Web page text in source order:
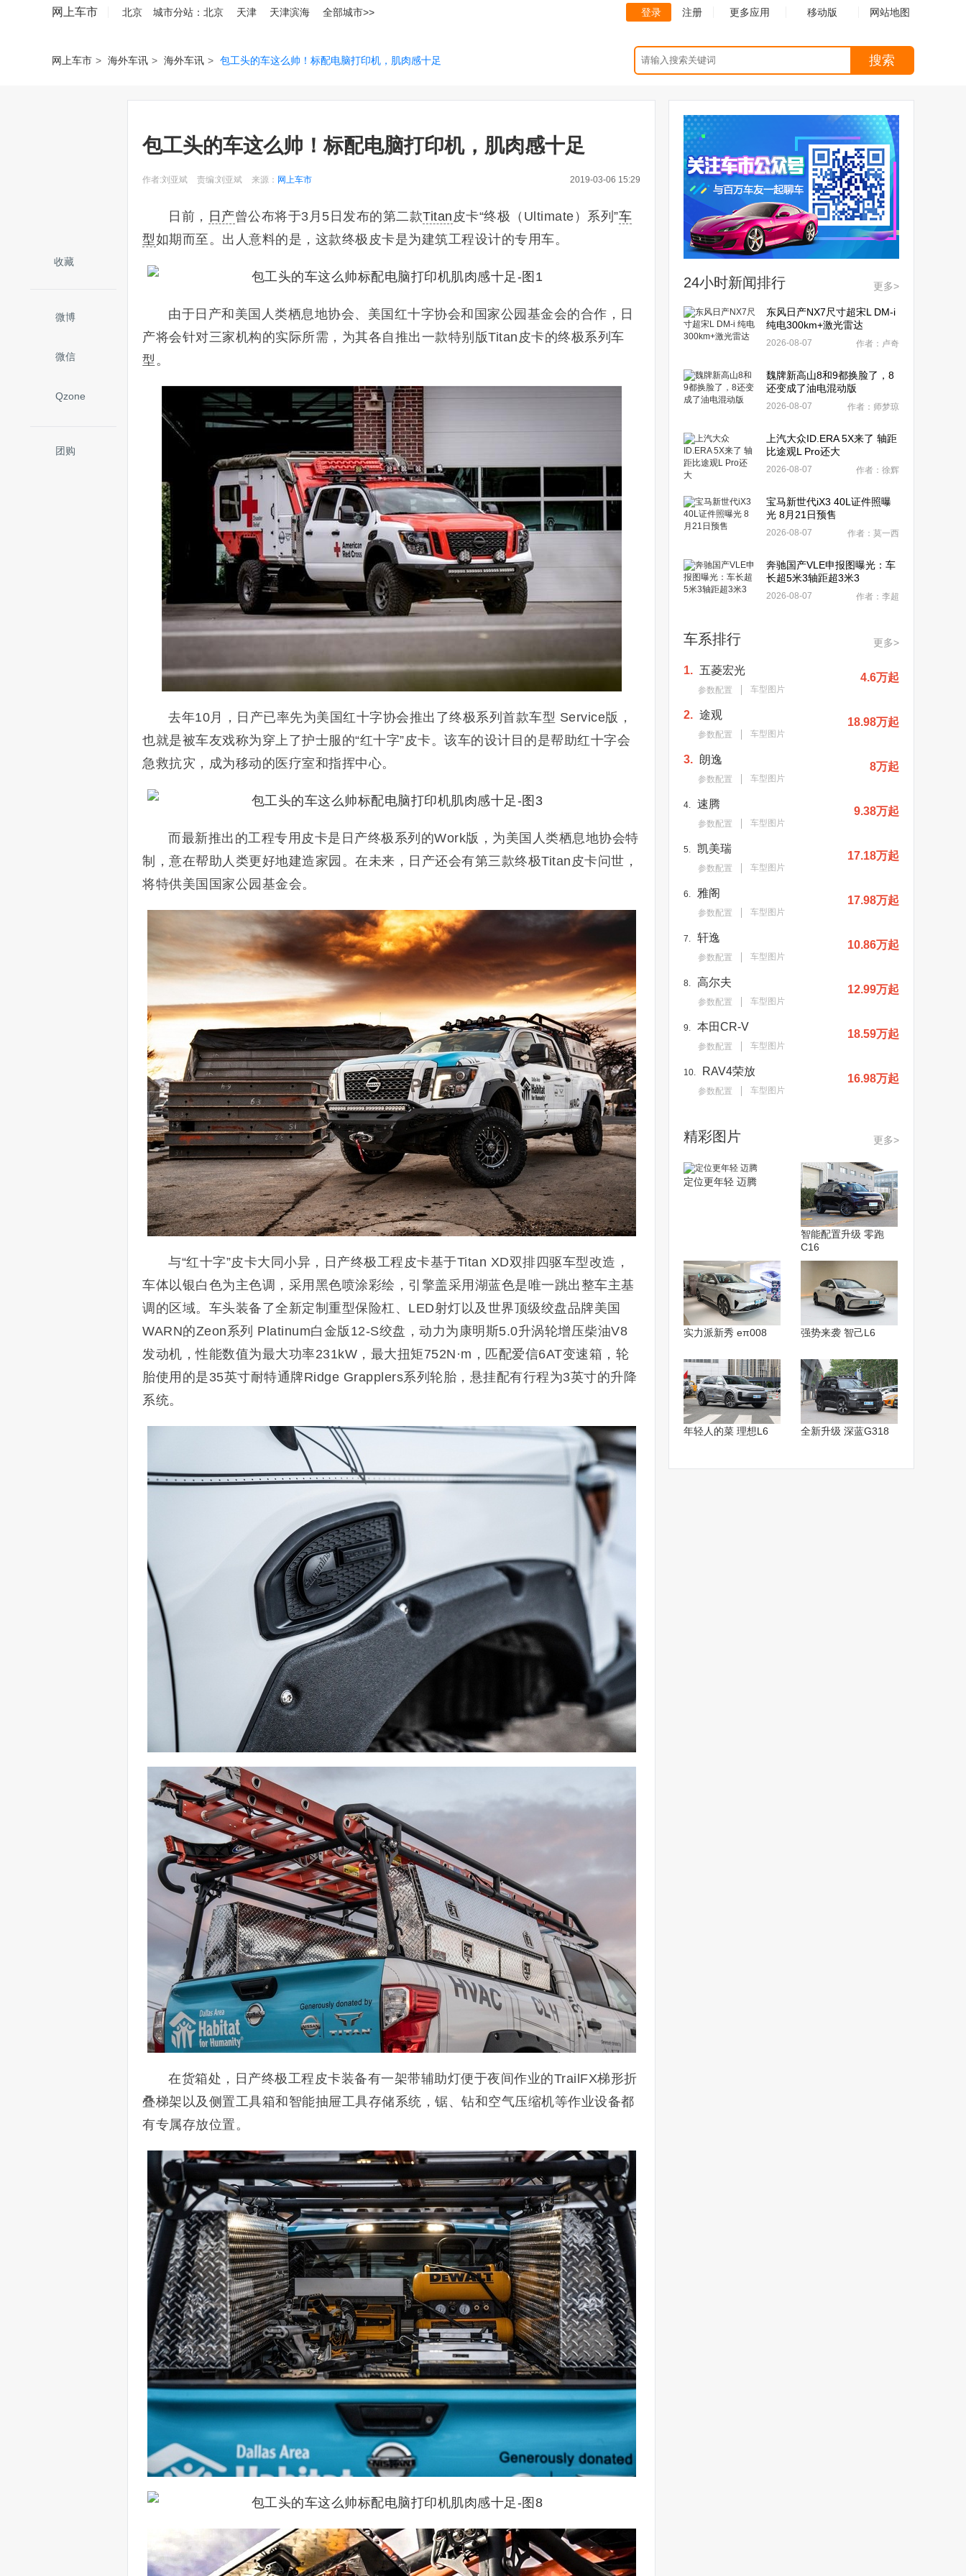
网上车市 北京 城市分站： 北京 天津 天津滨海 全部城市>> 登录 注册 更多应用 移动版 网站地图
网上车市 > 海外车讯 > 海外车讯 > 包工头的车这么帅！标配电脑打印机，肌肉感十足 搜索
收藏
微博
微信
Qzone
团购
包工头的车这么帅！标配电脑打印机，肌肉感十足
作者:刘亚斌 责编:刘亚斌 来源： 网上车市 2019-03-06 15:29
日前， 日产曾公布将于3月5日发布的第二款Titan 皮卡“终极（Ultimate）系列”车
型如期而至。出人意料的是，这款终极皮卡是为建筑工程设计的专用车。
由于日产和美国人类栖息地协会、美国红十字协会和国家公园基金会的合作，日
产将会针对三家机构的实际所需，为其各自推出一款特别版Titan皮卡的终极系列车
型。
去年10月，日产已率先为美国红十字协会推出了终极系列首款车型 Service版，
也就是被车友戏称为穿上了护士服的“红十字”皮卡。该车的设计目的是帮助红十字会
急救抗灾，成为移动的医疗室和指挥中心。
而最新推出的工程专用皮卡是日产终极系列的Work版，为美国人类栖息地协会特
制，意在帮助人类更好地建造家园。在未来，日产还会有第三款终极Titan皮卡问世，
将特供美国国家公园基金会。
与“红十字”皮卡大同小异，日产终极工程皮卡基于Titan XD双排四驱车型改造，
车体以银白色为主色调，采用黑色喷涂彩绘，引擎盖采用湖蓝色是唯一跳出整车主基
调的区域。车头装备了全新定制重型保险杠、LED射灯以及世界顶级绞盘品牌美国
WARN的Zeon系列 Platinum白金版12-S绞盘，动力为康明斯5.0升涡轮增压柴油V8
发动机，性能数值为最大功率231kW，最大扭矩752N·m，匹配爱信6AT变速箱，轮
胎使用的是35英寸耐特通牌Ridge Grapplers系列轮胎，悬挂配有行程为3英寸的升降
系统。
在货箱处，日产终极工程皮卡装备有一架带辅助灯便于夜间作业的TrailFX梯形折
叠梯架以及侧置工具箱和智能抽屉工具存储系统，锯、钻和空气压缩机等作业设备都
有专属存放位置。
24小时新闻排行 更多>
东风日产NX7尺寸超宋L DM-i
纯电300km+激光雷达
2026-08-07 作者：卢奇
魏牌新高山8和9都换脸了，8
还变成了油电混动版
2026-08-07 作者：师梦琼
上汽大众ID.ERA 5X来了 轴距
比途观L Pro还大
2026-08-07 作者：徐辉
宝马新世代iX3 40L证件照曝
光 8月21日预售
2026-08-07 作者：莫一西
奔驰国产VLE申报图曝光：车
长超5米3轴距超3米3
2026-08-07 作者：李超
车系排行 更多>
1. 五菱宏光
参数配置 车型图片
4.6万起
2. 途观
参数配置 车型图片
18.98万起
3. 朗逸
参数配置 车型图片
8万起
4. 速腾
参数配置 车型图片
9.38万起
5. 凯美瑞
参数配置 车型图片
17.18万起
6. 雅阁
参数配置 车型图片
17.98万起
7. 轩逸
参数配置 车型图片
10.86万起
8. 高尔夫
参数配置 车型图片
12.99万起
9. 本田CR-V
参数配置 车型图片
18.59万起
10. RAV4荣放
参数配置 车型图片
16.98万起
精彩图片 更多>
定位更年轻 迈腾
智能配置升级 零跑
C16
实力派新秀 eπ008 强势来袭 智己L6
年轻人的菜 理想L6 全新升级 深蓝G318